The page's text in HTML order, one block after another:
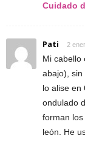
Cuidado
Pati 2
Mi cabello
abajo), sin
lo alise en
ondulado
forman
león. He